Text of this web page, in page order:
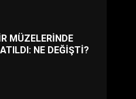
MÜZELERİNDE
NE DEĞİŞTİ?